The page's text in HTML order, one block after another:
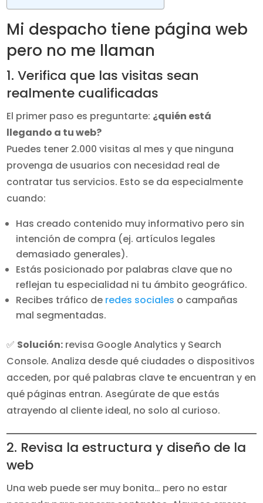
Mi despacho tiene página web
pero no me llaman
1. Verifica que las visitas sean
realmente cualificadas
El primer paso es preguntarte: ¿quién está
llegando a tu web?
Puedes tener 2.000 visitas al mes y que ninguna
provenga de usuarios con necesidad real de
contratar tus servicios. Esto se da especialmente
cuando:
Has creado contenido muy informativo pero sin
intención de compra (ej. artículos legales
demasiado generales).
Estás posicionado por palabras clave que no
reflejan tu especialidad ni tu ámbito geográfico.
Recibes tráfico de redes sociales o campañas
mal segmentadas.
✅ Solución: revisa Google Analytics y Search
Console. Analiza desde qué ciudades o dispositivos
acceden, por qué palabras clave te encuentran y en
qué páginas entran. Asegúrate de que estás
atrayendo al cliente ideal, no solo al curioso.
2. Revisa la estructura y diseño de la
web
Una web puede ser muy bonita… pero no estar